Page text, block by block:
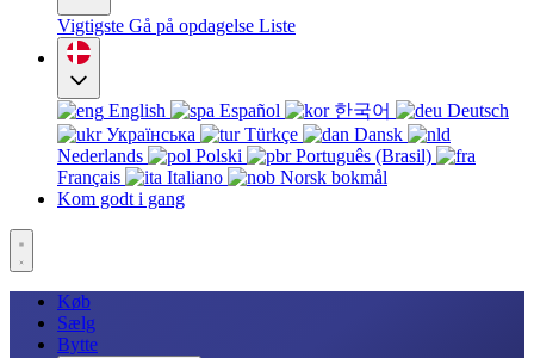
Vigtigste Gå på opdagelse Liste
English Español 한국어
Deutsch
Українська
Türkçe
Dansk
Nederlands
Polski
Português (Brasil)
Français
Italiano
Norsk bokmål
Kom godt i gang
Køb
Sælg
Bytte